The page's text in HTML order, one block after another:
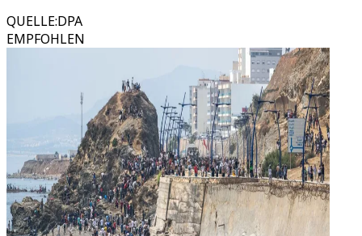
QUELLE:DPA
EMPFOHLEN